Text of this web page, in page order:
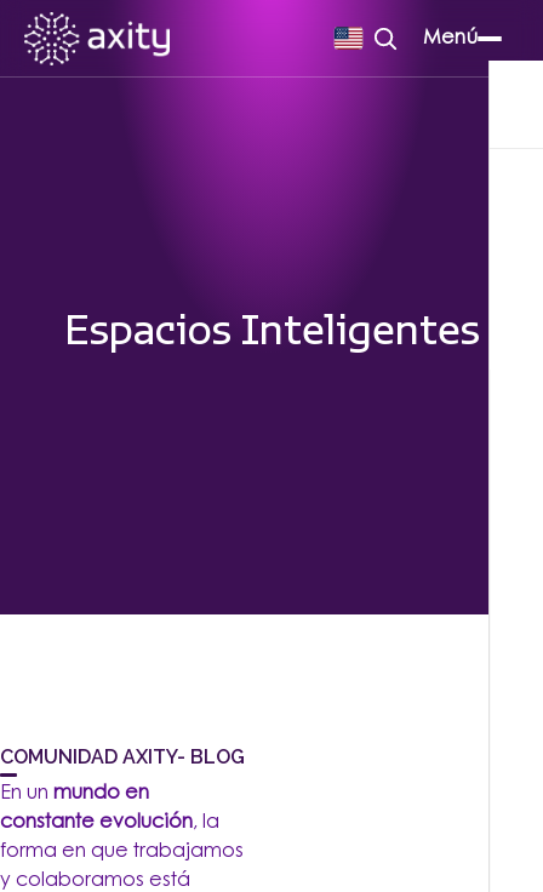
Menú
Espacios Inteligentes
COMUNIDAD AXITY- BLOG
En un mundo en
constante evolución, la
forma en que trabajamos
y colaboramos está